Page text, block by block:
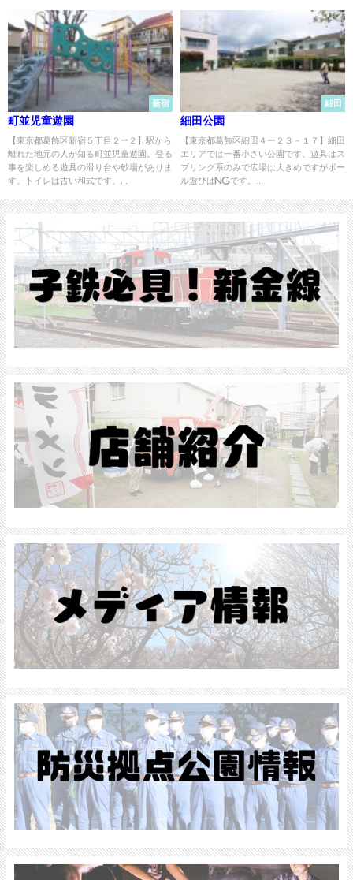
新宿
町並児童遊園
【東京都葛飾区新宿５丁目２−２】駅から
離れた地元の人が知る町並児童遊園。登る
事を楽しめる遊具の滑り台や砂場がありま
す。トイレは古い和式です。...
細田
細田公園
【東京都葛飾区細田４ー２３－１７】細田
エリアでは一番小さい公園です。遊具はス
プリング系のみで広場は大きめですがボー
ル遊びはNGです。...